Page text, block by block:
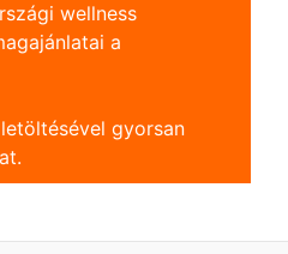
wellness
a
gyorsan